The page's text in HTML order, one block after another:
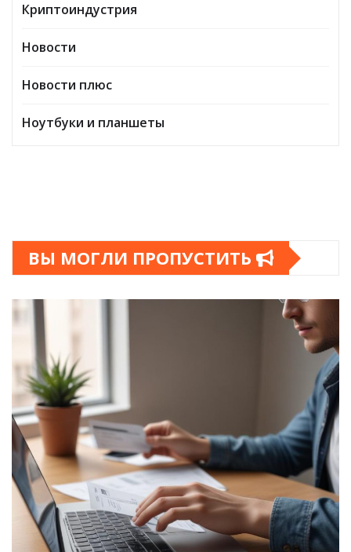
Криптоиндустрия
Новости
Новости плюс
Ноутбуки и планшеты
ВЫ МОГЛИ ПРОПУСТИТЬ